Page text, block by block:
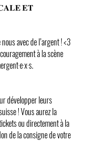
𝐄𝐓
avec de l’argent ! <3
à la scène
développer leurs
! Vous aurez la
ou directement à la
de la consigne de votre